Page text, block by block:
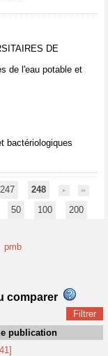
DE
de l'eau potable et
bactériologiques
247
248
50 100 200
pmb
comparer
publication